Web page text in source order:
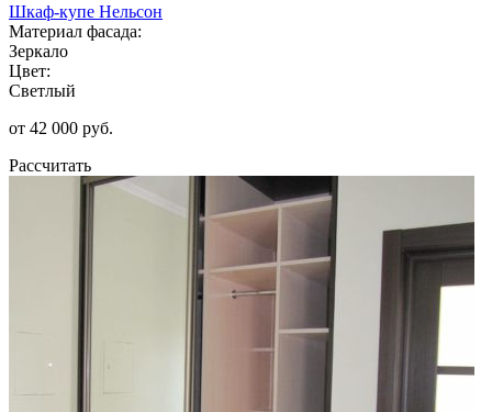
Шкаф-купе Нельсон
Материал фасада:
Зеркало
Цвет:
Светлый
от 42 000 руб.
Рассчитать